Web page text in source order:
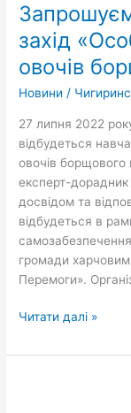
захід
овочів
Новини /
27 липня 2022
відбудеться
овочів
експерт-дорадник
досвідом та
відбудеться в
самозабезпечення
громади
Перемоги».
навчальний
захід
вирощування
овочів
борщового
Читати далі »